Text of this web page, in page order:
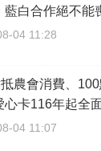
藍白合作絕不能
04 11:28
農會消費、
心卡116年起全
04 11:07